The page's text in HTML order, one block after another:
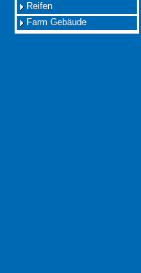
Reifen
Farm Gebäude